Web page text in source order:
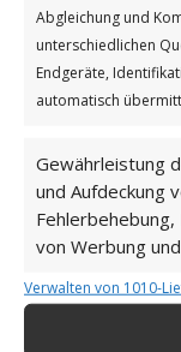
Abgleichung und
unterschiedlichen
Endgeräte,
automatisch
Gewährleistung
und Aufdeckung
von Werbung
Verwalten von 1010-